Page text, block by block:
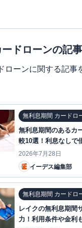
ドローンの記
ローンに関する記事
無利息期間 カードロ
無利息期間のあるカ
較10選！利息なしで
2026年7月28日
イーデス編集部
無利息期間 カードロ
レイクの無利息期間
力！利用条件や金利